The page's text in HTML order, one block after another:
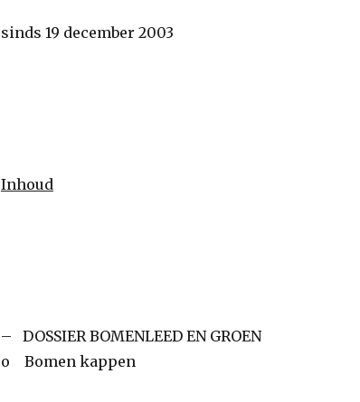
sinds 19 december 2003
Inhoud
– DOSSIER BOMENLEED EN GROEN
o Bomen kappen